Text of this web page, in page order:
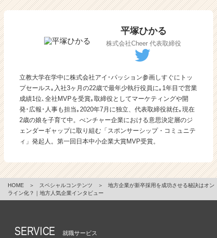
平塚ひかる
株式会社Cheer 代表取締役
立教大学在学中に株式会社アイ･パッション参画しすぐにトッ
プセールス｡入社3ヶ月の22歳で最年少執行役員に｡1年目で営業
成績1位､全社MVPを受賞｡取締役としてマーケティングや開
発･広報･人事も担当｡2020年7月に独立、代表取締役就任｡現在
2歳の娘を子育て中。べンチャー企業における意思決定層のジ
ェンダーギャップに取り組む「スポンサーシップ・コミュニテ
ィ」発起人。第一回日本中小企業大賞MVP受賞。
HOME ＞ スペシャルコンテンツ ＞
地方企業が新卒採用を成功させる秘訣はオン
ライン化？｜地方人気企業インタビュー
SERVICE 就職サービス